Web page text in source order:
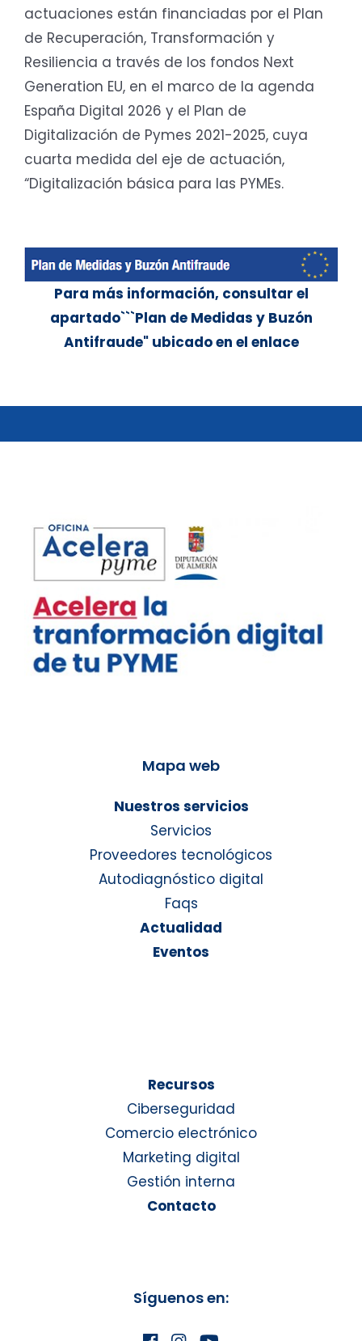
actuaciones están financiadas por el Plan
de Recuperación, Transformación y
Resiliencia a través de los fondos Next
Generation EU, en el marco de la agenda
España Digital 2026 y el Plan de
Digitalización de Pymes 2021-2025, cuya
cuarta medida del eje de actuación,
“Digitalización básica para las PYMEs.
Para más información, consultar el
apartado```Plan de Medidas y Buzón
Antifraude" ubicado en el enlace
Mapa web
Nuestros servicios
Servicios
Proveedores tecnológicos
Autodiagnóstico digital
Faqs
Actualidad
Eventos
Recursos
Ciberseguridad
Comercio electrónico
Marketing digital
Gestión interna
Contacto
Síguenos en: